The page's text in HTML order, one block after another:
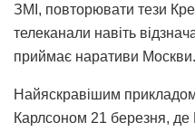
ЗМІ, повторювати тези
телеканали навіть
приймає наративи Москви.
Найяскравішим
Карлсоном 21 березня, де